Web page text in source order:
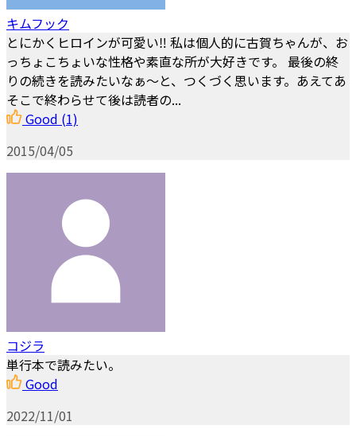
キムフック
とにかくヒロインが可愛い‼️ 私は個人的に古賀ちゃんが、お
っちょこちょいな性格や素直な所が大好きです。 最後の終
りの続きを読みたいなぁ〜と、つくづく思います。あえてあ
そこで終わらせて後は読者の...
Good (1)
2015/04/05
コジラ
単行本で読みたい。
Good
2022/11/01